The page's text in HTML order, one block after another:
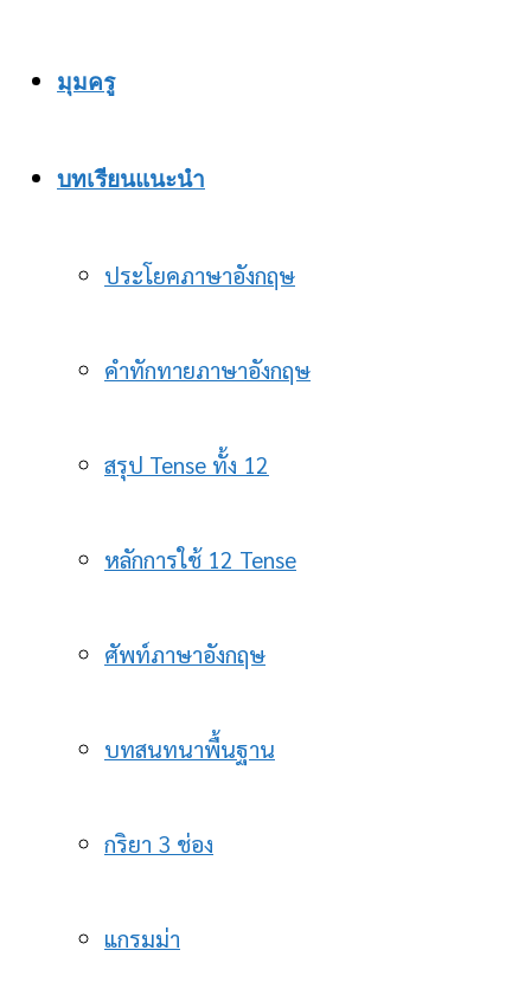
มุมครู
บทเรียนแนะนำ
ประโยคภาษาอังกฤษ
คำทักทายภาษาอังกฤษ
สรุป Tense ทั้ง 12
หลักการใช้ 12 Tense
ศัพท์ภาษาอังกฤษ
บทสนทนาพื้นฐาน
กริยา 3 ช่อง
แกรมม่า